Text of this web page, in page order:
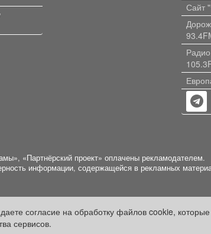
согласие на обработку файлов cookie,
сервисов.
Сайт
«Партнёрский проект» оплачены рекламодателем.
информации, содержащейся в рекламных